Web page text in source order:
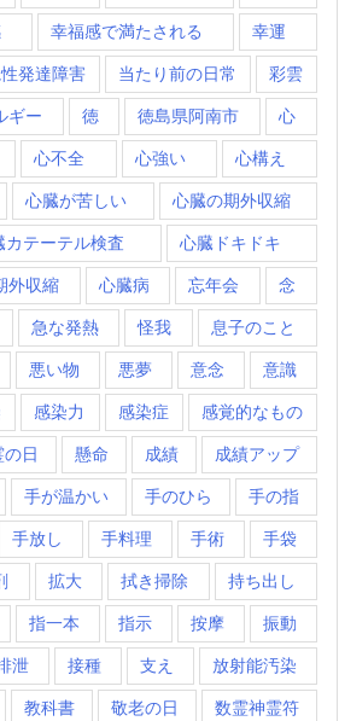
幸福感で満たされる 幸運
発達障害 当たり前の日常 彩雲
ギー 徳 徳島県阿南市 心
心不全 心強い 心構え
心臓が苦しい 心臓の期外収縮
カテーテル検査 心臓ドキドキ
外収縮 心臓病 忘年会 念
急な発熱 怪我 息子のこと
悪い物 悪夢 意念 意識
感染力 感染症 感覚的なもの
日 懸命 成績 成績アップ
手が温かい 手のひら 手の指
手放し 手料理 手術 手袋
拡大 拭き掃除 持ち出し
指一本 指示 按摩 振動
泄 接種 支え 放射能汚染
教科書 敬老の日 数霊神霊符